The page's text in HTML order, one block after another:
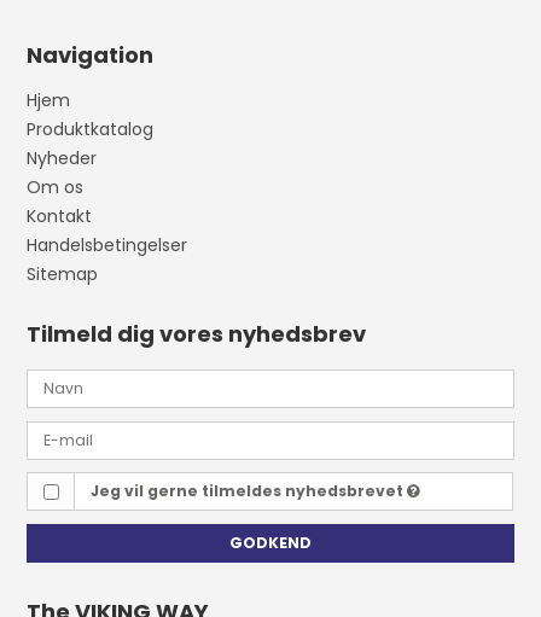
Navigation
Hjem
Produktkatalog
Nyheder
Om os
Kontakt
Handelsbetingelser
Sitemap
Tilmeld dig vores nyhedsbrev
Jeg vil gerne tilmeldes nyhedsbrevet
GODKEND
The VIKING WAY